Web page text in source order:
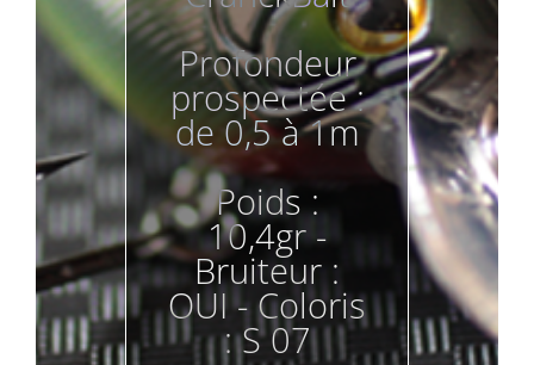
Profondeur
prospectée :
de 0,5 à 1m
Poids :
10,4gr -
Bruiteur :
OUI - Coloris
: S 07